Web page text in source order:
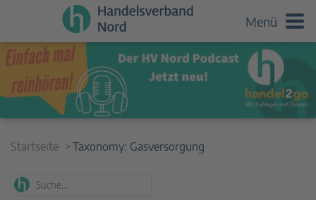
Menü
Startseite Taxonomy: Gasversorgung